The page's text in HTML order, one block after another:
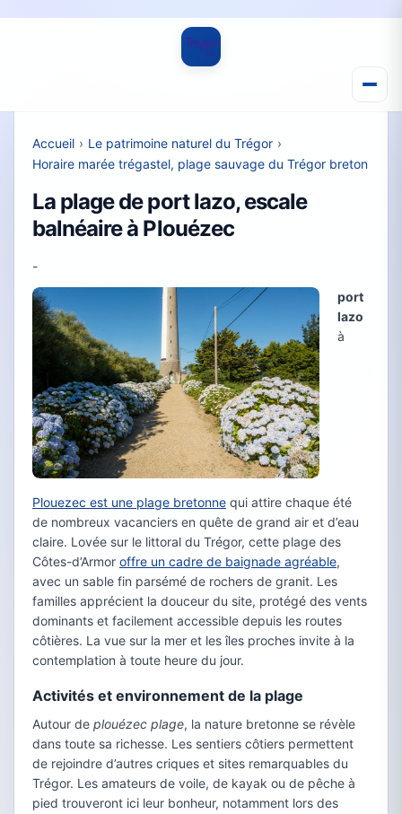
Accueil › Le patrimoine naturel du Trégor ›
Horaire marée trégastel, plage sauvage du Trégor breton
La plage de port lazo, escale
balnéaire à Plouézec
-
port
lazo
à
Plouezec est une plage bretonne qui attire chaque été
de nombreux vacanciers en quête de grand air et d’eau
claire. Lovée sur le littoral du Trégor, cette plage des
Côtes-d’Armor offre un cadre de baignade agréable,
avec un sable fin parsémé de rochers de granit. Les
familles apprécient la douceur du site, protégé des vents
dominants et facilement accessible depuis les routes
côtières. La vue sur la mer et les îles proches invite à la
contemplation à toute heure du jour.
Activités et environnement de la plage
Autour de plouézec plage, la nature bretonne se révèle
dans toute sa richesse. Les sentiers côtiers permettent
de rejoindre d’autres criques et sites remarquables du
Trégor. Les amateurs de voile, de kayak ou de pêche à
pied trouveront ici leur bonheur, notamment lors des